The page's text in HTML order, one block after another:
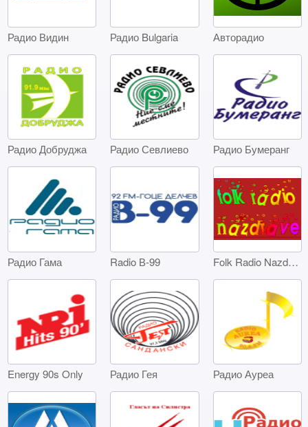
Радио Видин Радио Bulgaria Авторадио
Радио Добруджа Радио Севлиево Радио Бумеранг
Радио Гама Radio В-99 Folk Radio Nazdrave
Energy 90s Only Радио Гея Радио Ауреа